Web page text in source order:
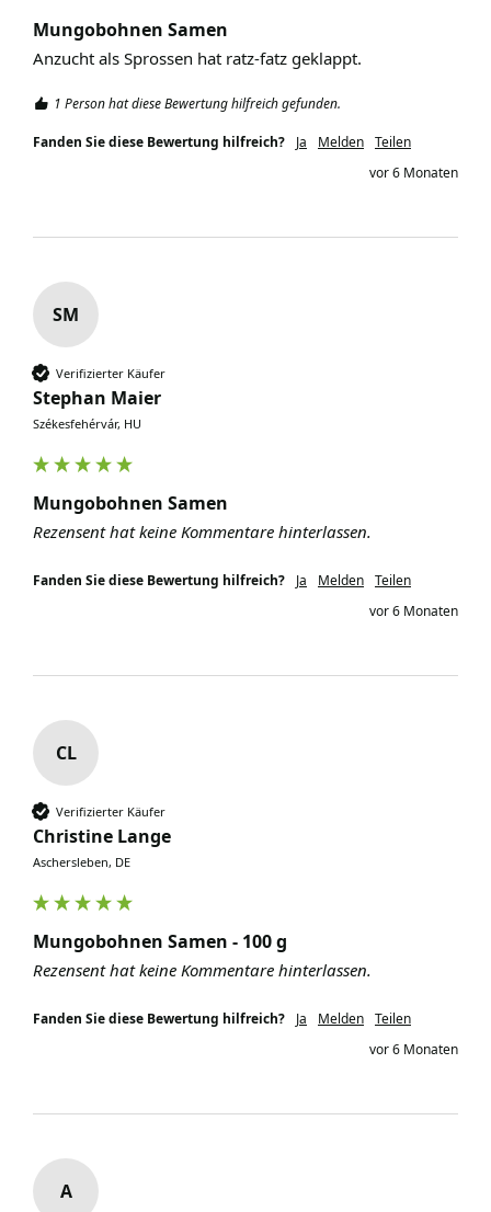
Mungobohnen Samen
Anzucht als Sprossen hat ratz-fatz geklappt.
1 Person hat diese Bewertung hilfreich gefunden.
Fanden Sie diese Bewertung hilfreich? Ja Melden Teilen
vor 6 Monaten
SM
Verifizierter Käufer
Stephan Maier
Székesfehérvár, HU
Mungobohnen Samen
Rezensent hat keine Kommentare hinterlassen.
Fanden Sie diese Bewertung hilfreich? Ja Melden Teilen
vor 6 Monaten
CL
Verifizierter Käufer
Christine Lange
Aschersleben, DE
Mungobohnen Samen - 100 g
Rezensent hat keine Kommentare hinterlassen.
Fanden Sie diese Bewertung hilfreich? Ja Melden Teilen
vor 6 Monaten
A